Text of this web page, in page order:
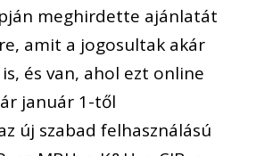
meghirdette ajánlatát
amit a jogosultak akár
és van, ahol ezt online
január 1-től
új szabad felhasználású